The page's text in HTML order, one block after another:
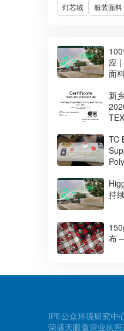
灯芯绒
服装面料
应 |
面
新
制
TC
持
布
IPE公众环境研究中
荣盛天眼查营业执照